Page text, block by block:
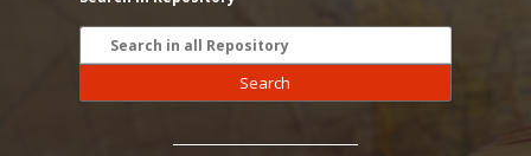
Search